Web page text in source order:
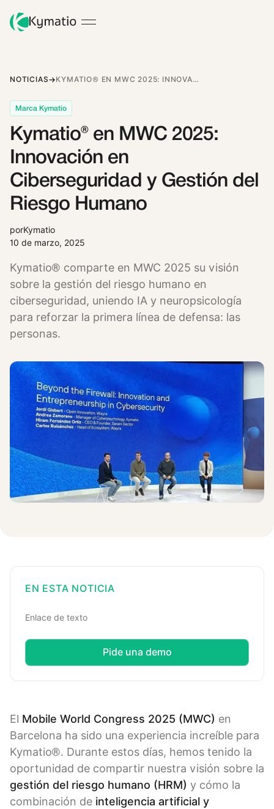
NOTICIAS KYMATIO® EN MWC 2025: INNOVACIÓN EN CIBERSEGURIDAD Y GESTIÓN DEL RIESGO HUMANO
Marca Kymatio
Kymatio® en MWC 2025:
Innovación en
Ciberseguridad y Gestión del
Riesgo Humano
porKymatio
10 de marzo, 2025
Kymatio® comparte en MWC 2025 su visión
sobre la gestión del riesgo humano en
ciberseguridad, uniendo IA y neuropsicología
para reforzar la primera línea de defensa: las
personas.
EN ESTA NOTICIA
Enlace de texto
Pide una demo
El Mobile World Congress 2025 (MWC) en
Barcelona ha sido una experiencia increíble para
Kymatio®. Durante estos días, hemos tenido la
oportunidad de compartir nuestra visión sobre la
gestión del riesgo humano (HRM) y cómo la
combinación de inteligencia artificial y